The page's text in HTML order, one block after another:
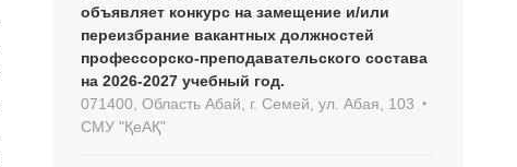
объявляет конкурс на замещение и/или
переизбрание вакантных должностей
профессорско-преподавательского состава
на 2026-2027 учебный год.
071400, Область Абай, г. Семей, ул. Абая, 103
СМУ "ҚеАҚ"